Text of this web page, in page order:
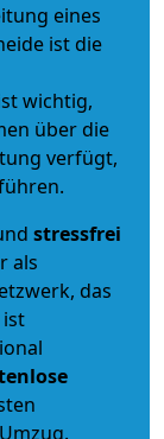
eines
ist die
wichtig,
über die
verfügt,
stressfrei
als
das
ist